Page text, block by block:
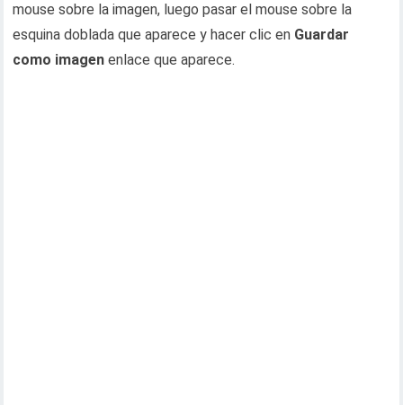
mouse sobre la imagen, luego pasar el mouse sobre la
esquina doblada que aparece y hacer clic en Guardar
como imagenenlace que aparece.